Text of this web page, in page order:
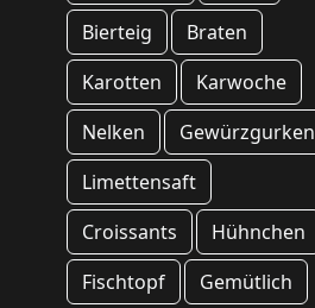
Bierteig
Braten
Karotten
Karwoche
Nelken
Gewürzgurken
Limettensaft
Croissants
Hühnchen
Fischtopf
Gemütlich